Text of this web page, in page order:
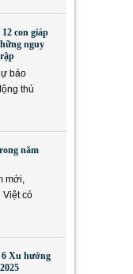
con giáp
nguy
báo
thú
năm
mới,
có
Xu hướng